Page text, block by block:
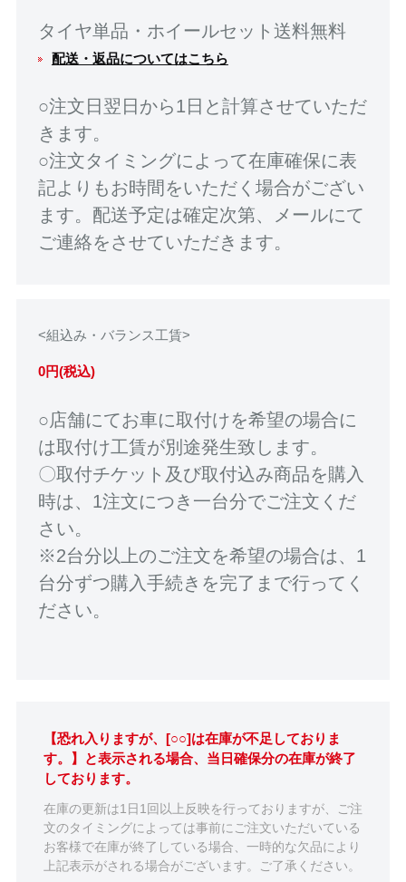
タイヤ単品・ホイールセット送料無料
配送・返品についてはこちら
○注文日翌日から1日と計算させていただ
きます。
○注文タイミングによって在庫確保に表
記よりもお時間をいただく場合がござい
ます。配送予定は確定次第、メールにて
ご連絡をさせていただきます。
<組込み・バランス工賃>
0円(税込)
○店舗にてお車に取付けを希望の場合に
は取付け工賃が別途発生致します。
〇取付チケット及び取付込み商品を購入
時は、1注文につき一台分でご注文くだ
さい。
※2台分以上のご注文を希望の場合は、1
台分ずつ購入手続きを完了まで行ってく
ださい。
【恐れ入りますが、[○○]は在庫が不足しておりま
す。】と表示される場合、当日確保分の在庫が終了
しております。
在庫の更新は1日1回以上反映を行っておりますが、ご注
文のタイミングによっては事前にご注文いただいている
お客様で在庫が終了している場合、一時的な欠品により
上記表示がされる場合がございます。ご了承ください。